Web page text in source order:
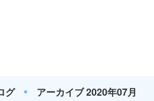
グ アーカイブ 2020年07月